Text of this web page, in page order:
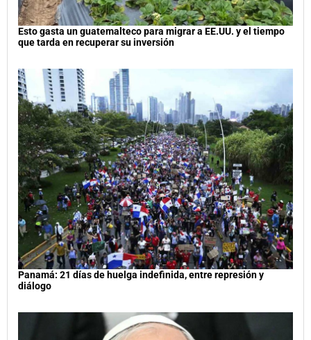
Esto gasta un guatemalteco para migrar a EE.UU. y el tiempo
que tarda en recuperar su inversión
Panamá: 21 días de huelga indefinida, entre represión y
diálogo